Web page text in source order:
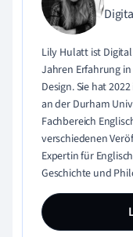
Lily Hulatt ist
Jahren Erfahrung
Design. Sie hat
an der Durham
Fachbereich
verschiedenen
Expertin für
Geschichte und